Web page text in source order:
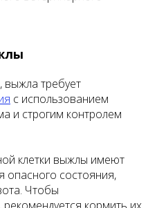
выжла требует
с использованием
и строгим контролем
клетки выжлы имеют
опасного состояния,
Чтобы